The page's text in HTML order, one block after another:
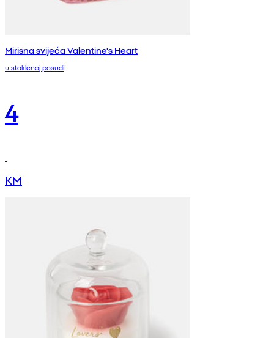
Mirisna svijeća Valentine's Heart
u staklenoj posudi
4
KM